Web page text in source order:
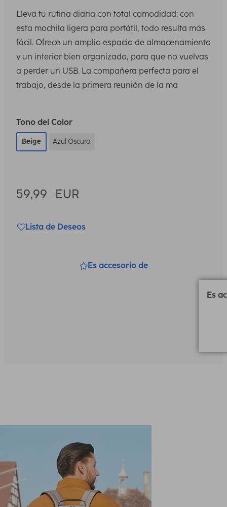
Lleva tu rutina diaria con total comodidad: con
esta mochila ligera para portátil, todo resulta más
fácil. Ofrece un amplio espacio de almacenamiento
y un interior bien organizado, para que no vuelvas
a perder un USB. La compañera perfecta para el
trabajo, desde la primera reunión de la ma
Tono del Color
Beige Azul Oscuro
59,99 EUR
Lista de Deseos
Es accesorio de
Es